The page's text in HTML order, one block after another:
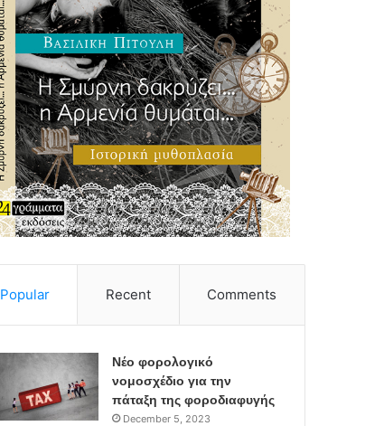
Popular Recent Comments
Νέο φορολογικό
νομοσχέδιο για την
πάταξη της φοροδιαφυγής
December 5, 2023